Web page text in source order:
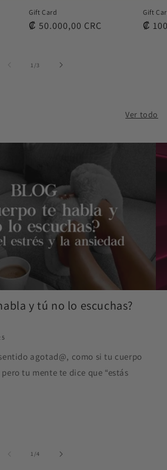
Gift Card
Precio
₡ 50.000,00 CRC
Gift
₡
1 /de
3
Ver todo
y tú no lo escuchas?
agotad@, como si tu cuerpo
tu mente te dice que “estás
1 /de4